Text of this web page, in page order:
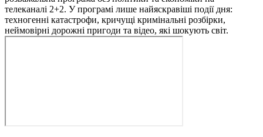
телеканалі 2+2. У програмі лише найяскравіші події дня:
техногенні катастрофи, кричущі кримінальні розбірки,
неймовірні дорожні пригоди та відео, які шокують світ.